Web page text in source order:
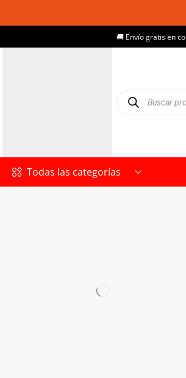
🚚 Envío gratis en
Todas las categorías